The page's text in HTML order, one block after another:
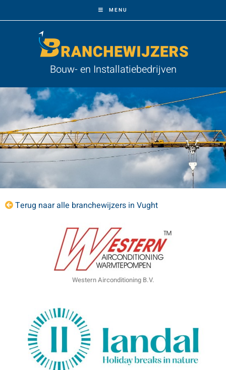
MENU
Bouw- en Installatiebedrijven
Terug naar alle branchewijzers in Vught
Western Airconditioning B.V.